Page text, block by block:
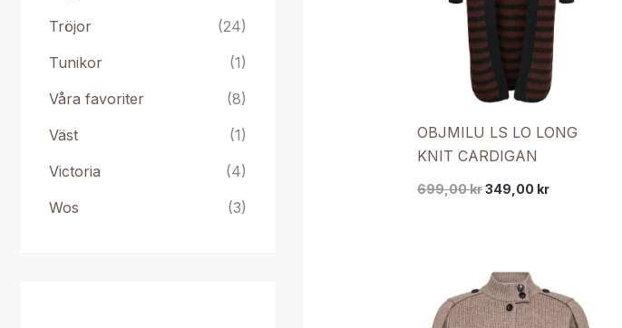
Tröjor
(24)
Tunikor
(1)
Våra favoriter
(8)
Väst
(1)
Victoria
(4)
Wos
(3)
OBJMILU LS LO LONG
KNIT CARDIGAN
699,00kr349,00 kr